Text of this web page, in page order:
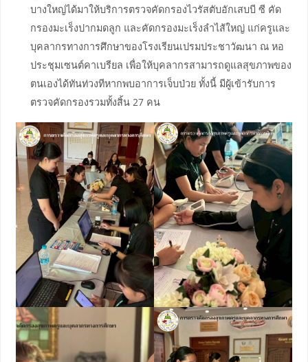
บางใหญ่ได้มาให้บริการตรวจคัดกรองไวรัสตับอักเสบบี ซี คัด
กรองมะเร็งปากมดลูก และคัดกรองมะเร็งลำไส้ใหญ่ แก่ครูและ
บุคลากรทางการศึกษาของโรงเรียนเปรมประชาวัฒนา ณ หอ
ประชุมเซนต์คาเบรียล เพื่อให้บุคลากรสามารถดูแลสุขภาพของ
ตนเองได้ทันท่วงทีหากพบอาการเจ็บป่วย ทั้งนี้ มีผู้เข้ารับการ
ตรวจคัดกรองรวมทั้งสิ้น 27 คน